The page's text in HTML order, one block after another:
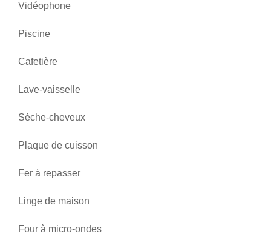
Vidéophone
Piscine
Cafetière
Lave-vaisselle
Sèche-cheveux
Plaque de cuisson
Fer à repasser
Linge de maison
Four à micro-ondes